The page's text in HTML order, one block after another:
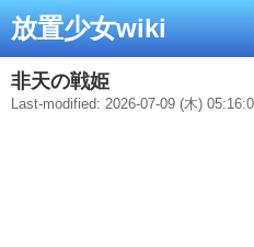
放置少女wiki
非天の戦姫
Last-modified: 2026-07-09 (木)